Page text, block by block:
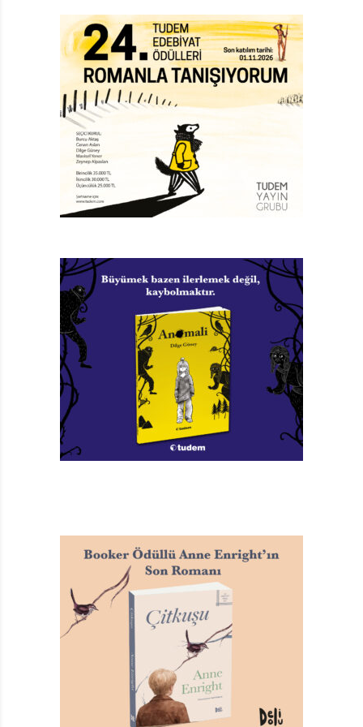
kötü” olduğunu bildiren bir mektubu yardım çağırmak
için kolordu komutanına götürmelerini ister. Bu zorlu
görevde Fransız kuşatmasını aşmaları gerekir. “Kanım
millete helal olsun” diyerek “millet uğruna” yola çıkan
iki arkadaş kısa sürede yakalanır. Serbest
bırakılmalarının ardından Fransız askerlerinin yaylım
ateşi altında kalırlar. Kurşun yağmurunda İsmail ölür,
bacağından yaralanan Mehmet ise Amerikan
hastanesinde açar gözünü. Tedavisi sırasında yabancı
Fransızlarla iş birliği içindeki Ermenilere öfkelidir.
Kangren olan bacağı kesilmesine rağmen aklı bir an
önce cepheye dönmekte, İsmail’in öcünü almaktadır.
Mehmet iyileşince bir Fransız çavuşuyla değişim
yapılarak Türk kesimine geçer. Çarpışmak için yeniden
mavzerini kuşanıp koltuk değnekleriyle sipere ilerler.
Yolu üzerindeki bir arsada savaş oyunu oynayan ve
ellerindeki taşları silahla ateş eder gibi Ermeni
mahallesine doğru fırlatan çocuklar vardır. Bu sahne
ile roman biter.
herkesin birbirini tanıdığı, çocukların sokakta oynadığı,
evlerin avlularında meyve ağaçlarının, bir köşesinde de
kümeslerin olduğu Üsküdar Selimiye’deki bir mahallede
geçer. Evin en yaşlısı babaanne, Ateş’in tüm ısrarlarına
rağmen köpeği sahiplenmek istemez. Garip, bir gece
tavukları çalmak için kümese giren hırsızları
kovalayınca önce babaannenin güvenini, kısa bir süre
sonra da bahçe içine kurulan bir kulübede yaşama